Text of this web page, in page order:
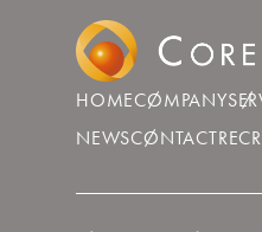
HOMECOMPANY
NEWSCONTACT